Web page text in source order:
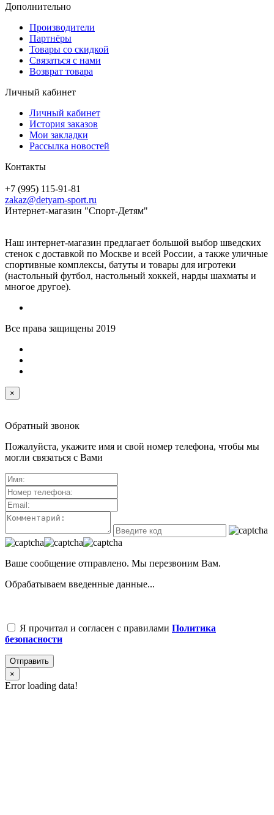
Дополнительно
Производители
Партнёры
Товары со скидкой
Связаться с нами
Возврат товара
Личный кабинет
Личный кабинет
История заказов
Мои закладки
Рассылка новостей
Контакты
+7 (995) 115-91-81
zakaz@detyam-sport.ru
Интернет-магазин "Спорт-Детям"
Наш интернет-магазин предлагает большой выбор шведских
стенок с доставкой по Москве и всей России, а также уличные
спортивные комплексы, батуты и товары для игротеки
(настольный футбол, настольный хоккей, нарды шахматы и
многое другое).
Все права защищены 2019
×
Обратный звонок
Пожалуйста, укажите имя и свой номер телефона, чтобы мы
могли связаться с Вами
Ваше сообщение отправлено. Мы перезвоним Вам.
Обрабатываем введенные данные...
Я прочитал и согласен с правилами Политика
безопасности
Отправить
×
Error loading data!